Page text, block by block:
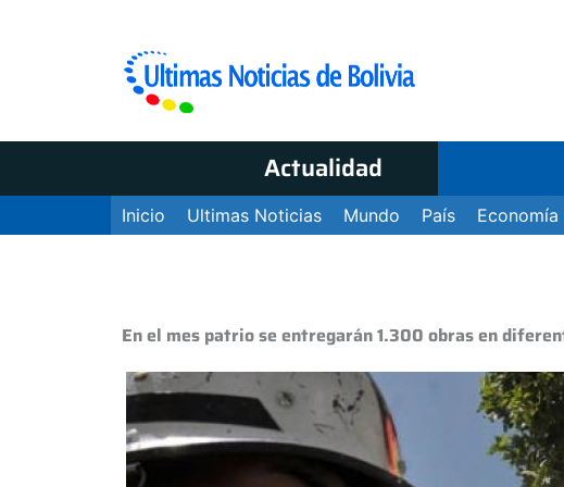
Actualidad
Inicio Ultimas Noticias Mundo País Economía
En el mes patrio se entregarán 1.300 obras en